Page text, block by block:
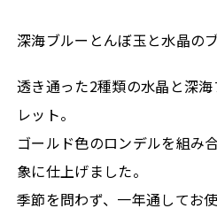
深海ブルーとんぼ玉と水晶の
透き通った2種類の水晶と深
レット。
ゴールド色のロンデルを組み
象に仕上げました。
季節を問わず、一年通してお